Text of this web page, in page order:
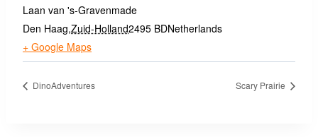
Laan van 's-Gravenmade
Den Haag,Zuid-Holland2495 BDNetherlands
+ Google Maps
DinoAdventures Scary Prairie